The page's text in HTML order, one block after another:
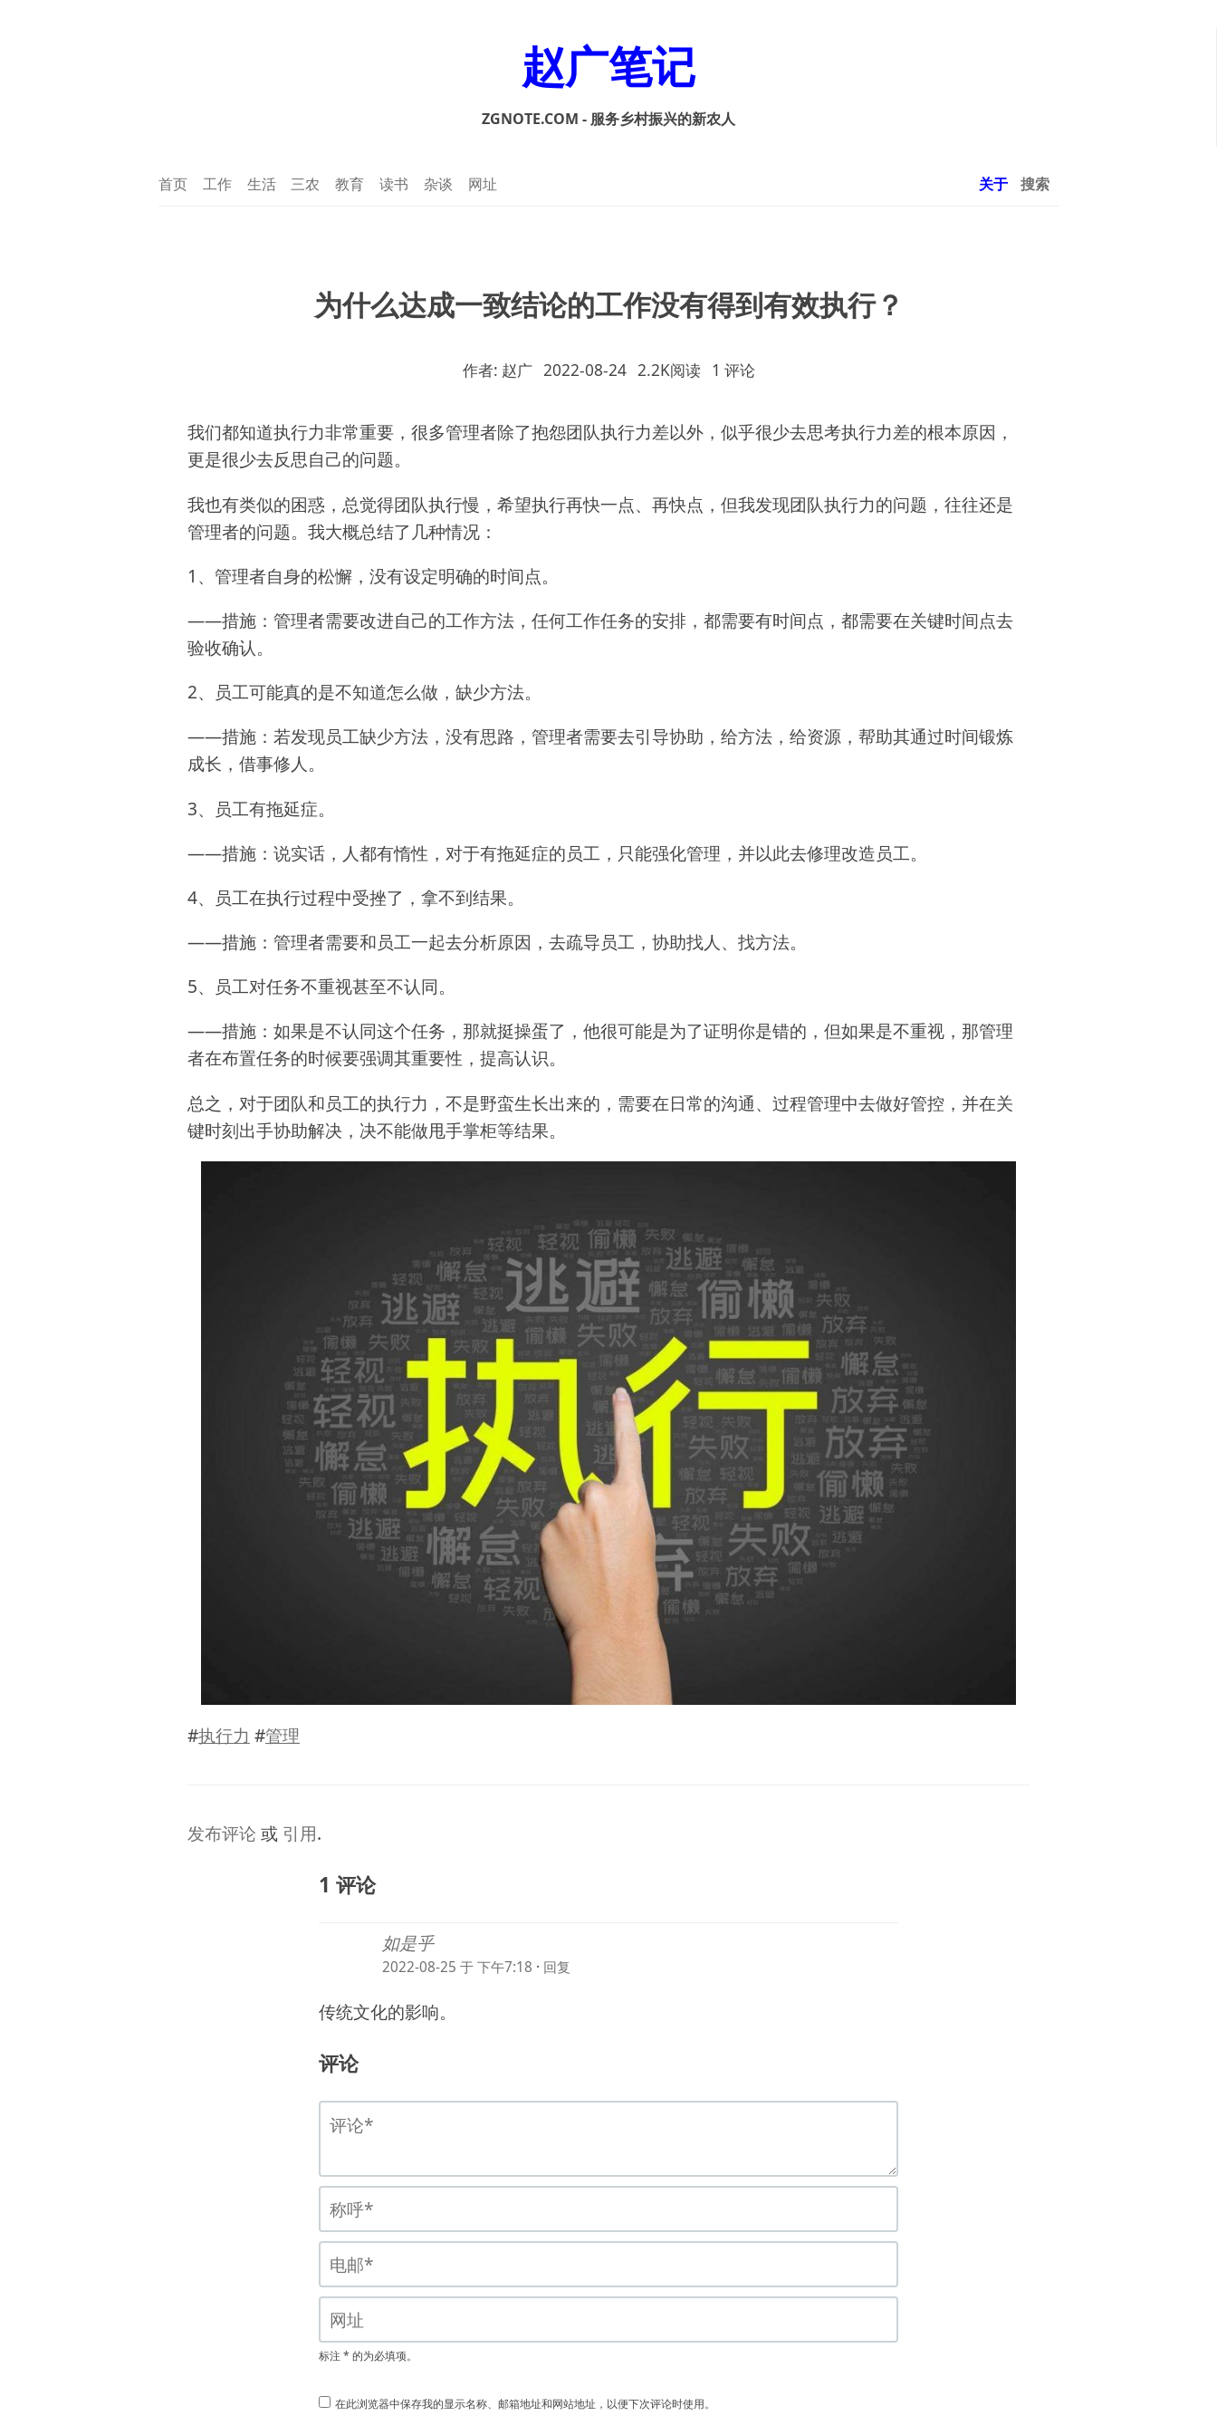
赵广笔记
ZGNOTE.COM - 服务乡村振兴的新农人
首页 工作 生活 三农 教育 读书 杂谈 网址 关于 搜索
为什么达成一致结论的工作没有得到有效执行？
作者: 赵广 2022-08-24 2.2K阅读 1 评论
我们都知道执行力非常重要，很多管理者除了抱怨团队执行力差以外，似乎很少去思考执行力差的根本原因，
更是很少去反思自己的问题。
我也有类似的困惑，总觉得团队执行慢，希望执行再快一点、再快点，但我发现团队执行力的问题，往往还是
管理者的问题。我大概总结了几种情况：
1、管理者自身的松懈，没有设定明确的时间点。
——措施：管理者需要改进自己的工作方法，任何工作任务的安排，都需要有时间点，都需要在关键时间点去
验收确认。
2、员工可能真的是不知道怎么做，缺少方法。
——措施：若发现员工缺少方法，没有思路，管理者需要去引导协助，给方法，给资源，帮助其通过时间锻炼
成长，借事修人。
3、员工有拖延症。
——措施：说实话，人都有惰性，对于有拖延症的员工，只能强化管理，并以此去修理改造员工。
4、员工在执行过程中受挫了，拿不到结果。
——措施：管理者需要和员工一起去分析原因，去疏导员工，协助找人、找方法。
5、员工对任务不重视甚至不认同。
——措施：如果是不认同这个任务，那就挺操蛋了，他很可能是为了证明你是错的，但如果是不重视，那管理
者在布置任务的时候要强调其重要性，提高认识。
总之，对于团队和员工的执行力，不是野蛮生长出来的，需要在日常的沟通、过程管理中去做好管控，并在关
键时刻出手协助解决，决不能做甩手掌柜等结果。
#执行力 #管理
发布评论 或 引用.
1 评论
如是乎
2022-08-25 于 下午7:18 · 回复
传统文化的影响。
评论
标注 * 的为必填项。
在此浏览器中保存我的显示名称、邮箱地址和网站地址，以便下次评论时使用。